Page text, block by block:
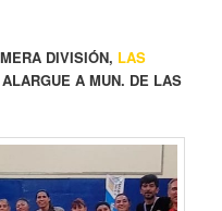
DIVISIÓN, LAS
ALARGUE A MUN. DE LAS